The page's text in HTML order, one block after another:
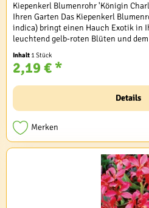
Kiepenkerl Blumenrohr 'Königin
Ihren Garten Das Kiepenkerl
indica) bringt einen Hauch Exotik in
leuchtend gelb-roten Blüten und
Inhalt 1 Stück
2,19 € *
Details
Merken